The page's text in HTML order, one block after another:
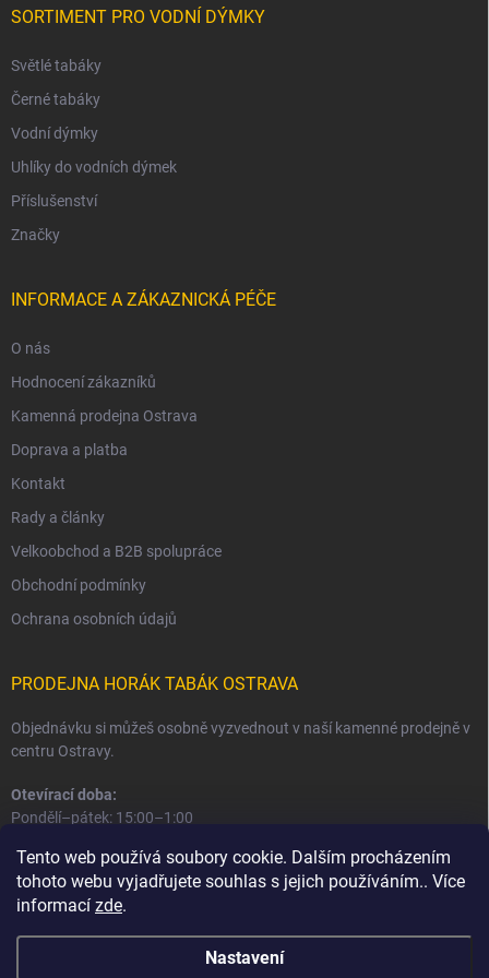
Tento web používá soubory cookie. Dalším procházením
tohoto webu vyjadřujete souhlas s jejich používáním.. Více
informací zde.
Nastavení
SORTIMENT PRO VODNÍ DÝMKY
Světlé tabáky
Černé tabáky
Vodní dýmky
Uhlíky do vodních dýmek
Příslušenství
Značky
INFORMACE A ZÁKAZNICKÁ PÉČE
O nás
Hodnocení zákazníků
Kamenná prodejna Ostrava
Doprava a platba
Kontakt
Rady a články
Velkoobchod a B2B spolupráce
Obchodní podmínky
Ochrana osobních údajů
PRODEJNA HORÁK TABÁK OSTRAVA
Objednávku si můžeš osobně vyzvednout v naší kamenné prodejně v
centru Ostravy.
Otevírací doba:
Pondělí–pátek: 15:00–1:00
Informace o prodejně a osobním odběru